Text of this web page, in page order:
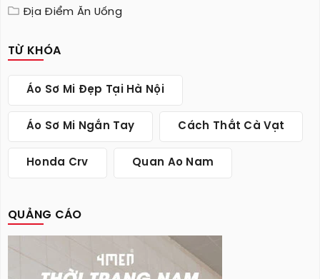
Địa Điểm Ăn Uống
TỪ KHÓA
Áo Sơ Mi Đẹp Tại Hà Nội
Áo Sơ Mi Ngắn Tay Cách Thắt Cà Vạt
Honda Crv Quan Ao Nam
QUẢNG CÁO